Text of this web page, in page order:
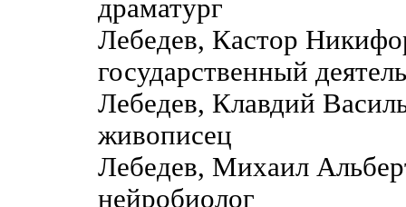
драматург
Лебедев, Кастор
государственный
Лебедев, Клавдий
живописец
Лебедев, Михаил
нейробиолог